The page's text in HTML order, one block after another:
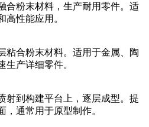
合粉末材料，生产耐用零件。适
高性能应用。
粘合粉末材料。适用于金属、陶
生产详细零件。
射到构建平台上，逐层成型。提
，通常用于原型制作。